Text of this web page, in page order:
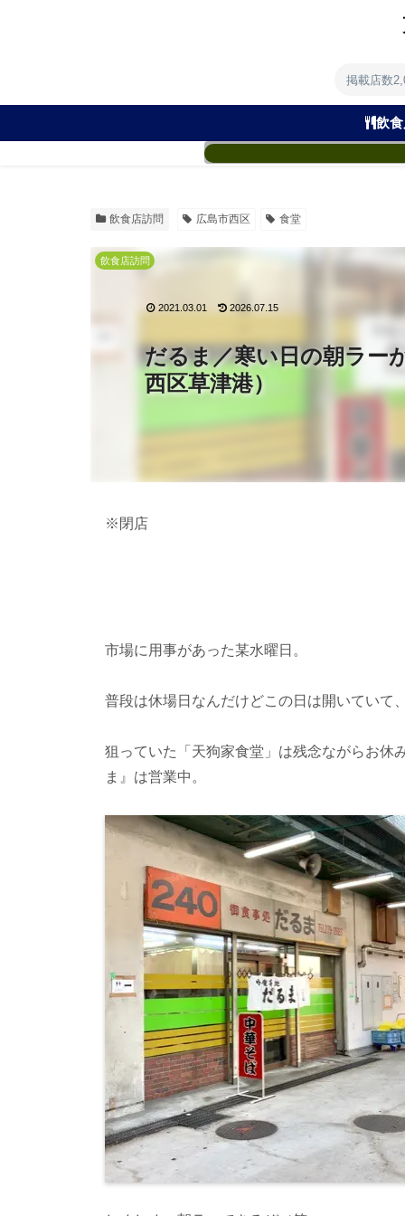
掲載店数
飲
飲食店訪問 広島市西区 食堂
だるま／寒い日の朝ラー
西区草津港）
飲食店訪問
2021.03.01 2026.07.15
※閉店
市場に用事があった某水曜日。
普段は休場日なんだけどこの日は開いていて
狙っていた「天狗家食堂」は残念ながらお休
ま』は営業中。